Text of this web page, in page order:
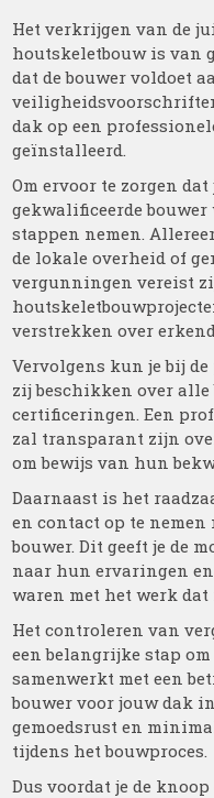
Het verkrijgen van de
houtskeletbouw is van
dat de bouwer voldoet
dak op een
geïnstalleerd.
Om ervoor te zorgen
gekwalificeerde
stappen nemen.
de lokale overheid of
vergunningen vereist
verstrekken over
Vervolgens kun je bij
zij beschikken over
certificeringen. Een
zal transparant zijn
om bewijs van hun
Daarnaast is het
en contact op te nemen
bouwer. Dit geeft je de
naar hun ervaringen
waren met het werk dat
Het controleren van
een belangrijke stap
samenwerkt met een
bouwer voor jouw dak
gemoedsrust en
tijdens het bouwproces.
Dus voordat je de